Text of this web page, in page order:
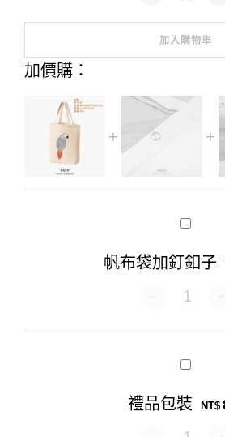
加入購物車
Alternative:
加價購：
帆
加
釦
帆布袋加釘釦子
帆布袋加釘釦
禮
裝
禮品包裝 NT$
禮品包裝 數量